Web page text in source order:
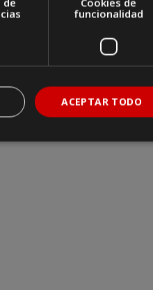
funcionalidad
ACEPTAR TODO